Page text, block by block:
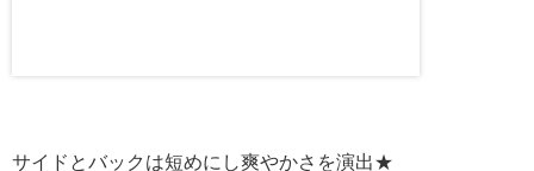
サイドとバックは短めにし爽やかさを演出★